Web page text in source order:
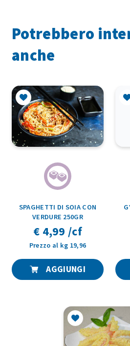
Potrebbero
anche
SPAGHETTI DI SOIA CON
VERDURE 250GR
€ 4,99 /cf
Prezzo al kg 19,96
AGGIUNGI